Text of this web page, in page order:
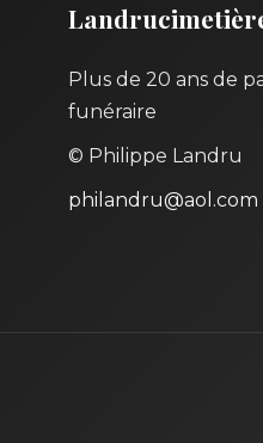
Plus de 20 ans de
funéraire
© Philippe Landru
philandru@aol.com